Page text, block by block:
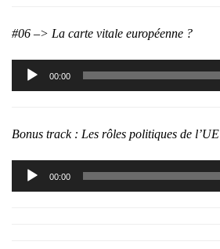
#06 –> La carte vitale européenne ?
Lecteur
audio
00:00
Bonus track : Les rôles politiques de l’UE
Lecteur
audio
00:00